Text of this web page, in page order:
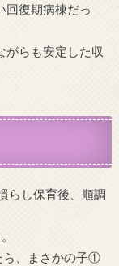
回復期病棟だっ
がらも安定した収
らし保育後、順調
ら、まさかの子①